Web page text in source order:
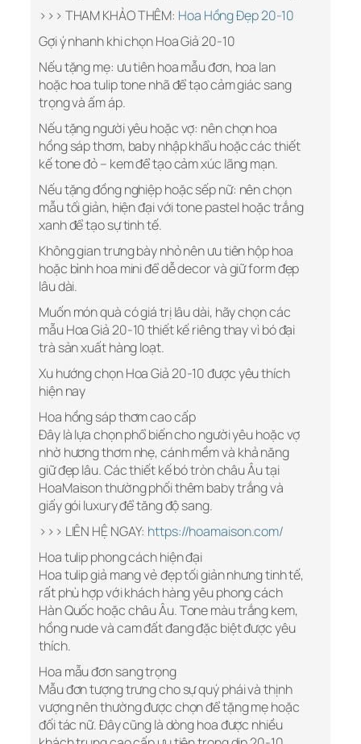
>>> THAM KHẢO THÊM: Hoa Hồng Đẹp 20-10
Gợi ý nhanh khi chọn Hoa Giả 20-10
Nếu tặng mẹ: ưu tiên hoa mẫu đơn, hoa lan
hoặc hoa tulip tone nhã để tạo cảm giác sang
trọng và ấm áp.
Nếu tặng người yêu hoặc vợ: nên chọn hoa
hồng sáp thơm, baby nhập khẩu hoặc các thiết
kế tone đỏ – kem để tạo cảm xúc lãng mạn.
Nếu tặng đồng nghiệp hoặc sếp nữ: nên chọn
mẫu tối giản, hiện đại với tone pastel hoặc trắng
xanh để tạo sự tinh tế.
Không gian trưng bày nhỏ nên ưu tiên hộp hoa
hoặc bình hoa mini để dễ decor và giữ form đẹp
lâu dài.
Muốn món quà có giá trị lâu dài, hãy chọn các
mẫu Hoa Giả 20-10 thiết kế riêng thay vì bó đại
trà sản xuất hàng loạt.
Xu hướng chọn Hoa Giả 20-10 được yêu thích
hiện nay
Hoa hồng sáp thơm cao cấp
Đây là lựa chọn phổ biến cho người yêu hoặc vợ
nhờ hương thơm nhẹ, cánh mềm và khả năng
giữ đẹp lâu. Các thiết kế bó tròn châu Âu tại
HoaMaison thường phối thêm baby trắng và
giấy gói luxury để tăng độ sang.
>>> LIÊN HỆ NGAY: https://hoamaison.com/
Hoa tulip phong cách hiện đại
Hoa tulip giả mang vẻ đẹp tối giản nhưng tinh tế,
rất phù hợp với khách hàng yêu phong cách
Hàn Quốc hoặc châu Âu. Tone màu trắng kem,
hồng nude và cam đất đang đặc biệt được yêu
thích.
Hoa mẫu đơn sang trọng
Mẫu đơn tượng trưng cho sự quý phái và thịnh
vượng nên thường được chọn để tặng mẹ hoặc
đối tác nữ. Đây cũng là dòng hoa được nhiều